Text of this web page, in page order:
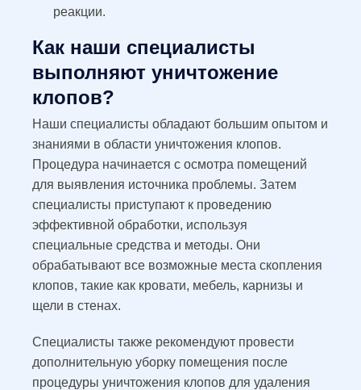
реакции.
Как наши специалисты
выполняют уничтожение
клопов?
Наши специалисты обладают большим опытом и
знаниями в области уничтожения клопов.
Процедура начинается с осмотра помещений
для выявления источника проблемы. Затем
специалисты приступают к проведению
эффективной обработки, используя
специальные средства и методы. Они
обрабатывают все возможные места скопления
клопов, такие как кровати, мебель, карнизы и
щели в стенах.
Специалисты также рекомендуют провести
дополнительную уборку помещения после
процедуры уничтожения клопов для удаления